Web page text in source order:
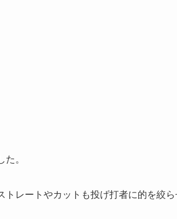
。
トレートやカットも投げ打者に的を絞ら